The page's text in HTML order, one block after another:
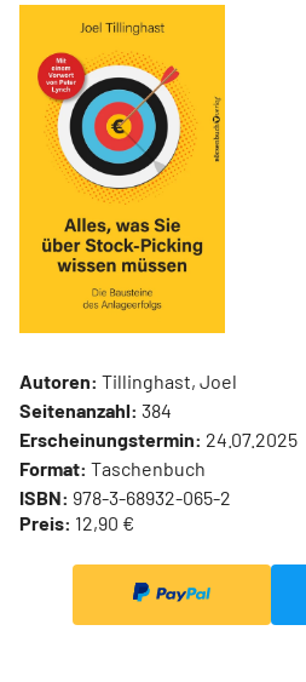
Autoren: Tillinghast, Joel
Seitenanzahl: 384
Erscheinungstermin: 24.07.2025
Format: Taschenbuch
ISBN: 978-3-68932-065-2
Preis: 12,90 €